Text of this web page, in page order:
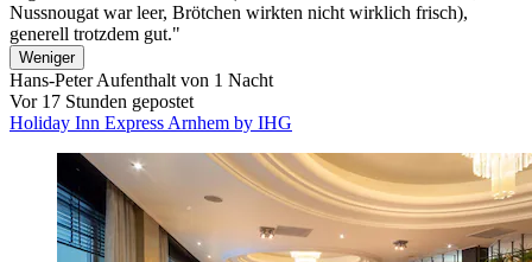
Nussnougat war leer, Brötchen wirkten nicht wirklich frisch),
generell trotzdem gut."
Weniger
Hans-PeterAufenthalt von 1 Nacht
Vor 17 Stunden gepostet
Holiday Inn Express Arnhem by IHG